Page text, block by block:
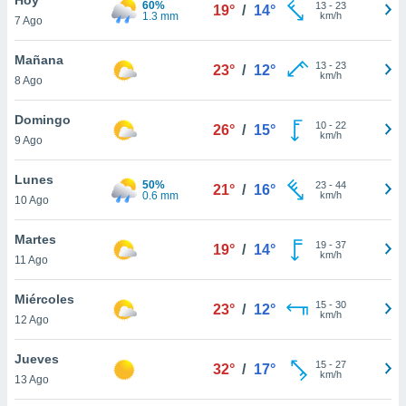
y
en
más
de
7 Ago
60%
1.3 mm
19° / 14° 13- 23
km/h
Mañana
8 Ago
23° / 12° 13- 23
km/h
Domingo
9 Ago
26° / 15° 10- 22
km/h
Lunes
10 Ago
50%
0.6 mm
21° / 16° 23- 44
km/h
Martes
11 Ago
19° / 14° 19- 37
km/h
Miércoles
12 Ago
23° / 12° 15- 30
km/h
Jueves
13 Ago
32° / 17° 15- 27
km/h